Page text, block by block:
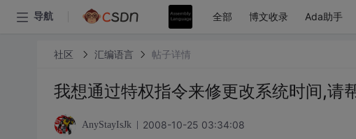
导航 全部 博文收录 Ada助手
社区 汇编语言 帖子详情
我想通过特权指令来修更改系统时间,请
AnyStayIsJk 2008-10-25 03:34:08